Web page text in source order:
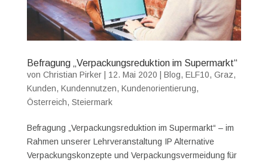
Befragung „Verpackungsreduktion im Supermarkt“
von Christian Pirker| 12. Mai 2020 Blog, ELF10, Graz,
Kunden, Kundennutzen, Kundenorientierung,
Österreich, Steiermark
Befragung „Verpackungsreduktion im Supermarkt“ – im
Rahmen unserer Lehrveranstaltung IP Alternative
Verpackungskonzepte und Verpackungsvermeidung für